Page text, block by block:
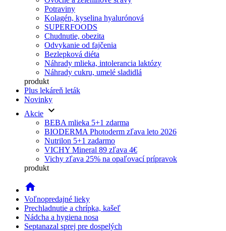
Potraviny
Kolagén, kyselina hyalurónová
SUPERFOODS
Chudnutie, obezita
Odvykanie od fajčenia
Bezlepková diéta
Náhrady mlieka, intolerancia laktózy
Náhrady cukru, umelé sladidlá
produkt
Plus lekáreň leták
Novinky
Akcie keyboard_arrow_down
BEBA mlieka 5+1 zdarma
BIODERMA Photoderm zľava leto 2026
Nutrilon 5+1 zadarmo
VICHY Mineral 89 zľava 4€
Vichy zľava 25% na opaľovací prípravok
produkt
home
Voľnopredajné lieky
Prechladnutie a chrípka, kašeľ
Nádcha a hygiena nosa
Septanazal sprej pre dospelých